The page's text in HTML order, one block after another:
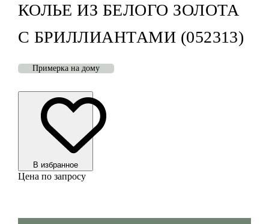
КОЛЬЕ ИЗ БЕЛОГО ЗОЛОТА
С БРИЛЛИАНТАМИ (052313)
Примерка на дому
В избранноe
Цена по запросу